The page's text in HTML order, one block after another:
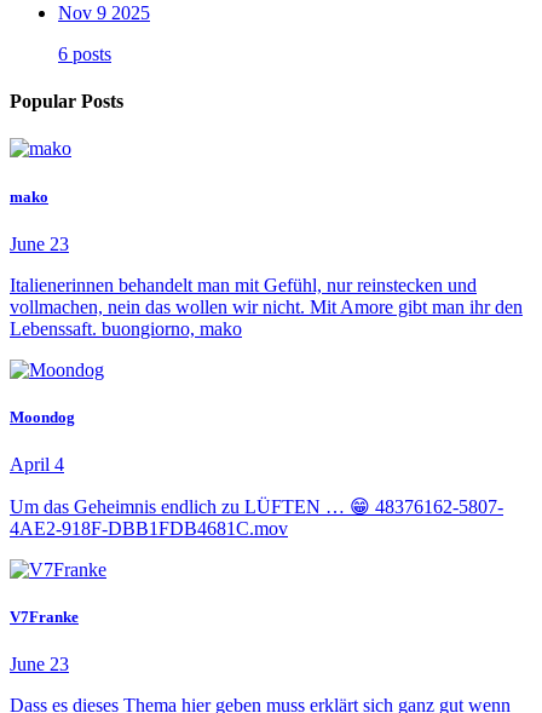
Nov 9 2025
6 posts
Popular Posts
mako
June 23
Italienerinnen behandelt man mit Gefühl, nur reinstecken und
vollmachen, nein das wollen wir nicht. Mit Amore gibt man ihr den
Lebenssaft. buongiorno, mako
Moondog
April 4
Um das Geheimnis endlich zu LÜFTEN … 😁 48376162-5807-
4AE2-918F-DBB1FDB4681C.mov
V7Franke
June 23
Dass es dieses Thema hier geben muss erklärt sich ganz gut wenn